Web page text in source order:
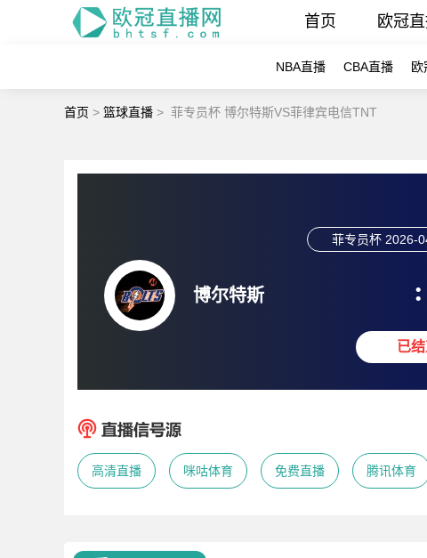
首页 欧冠
NBA直播 CBA直播 欧
首页 > 篮球直播 > 菲专员杯 博尔特斯VS菲律宾电信TNT
博尔特斯
菲专员杯 2026-
:
已
高清直播 咪咕体育 免费直播 腾讯体育